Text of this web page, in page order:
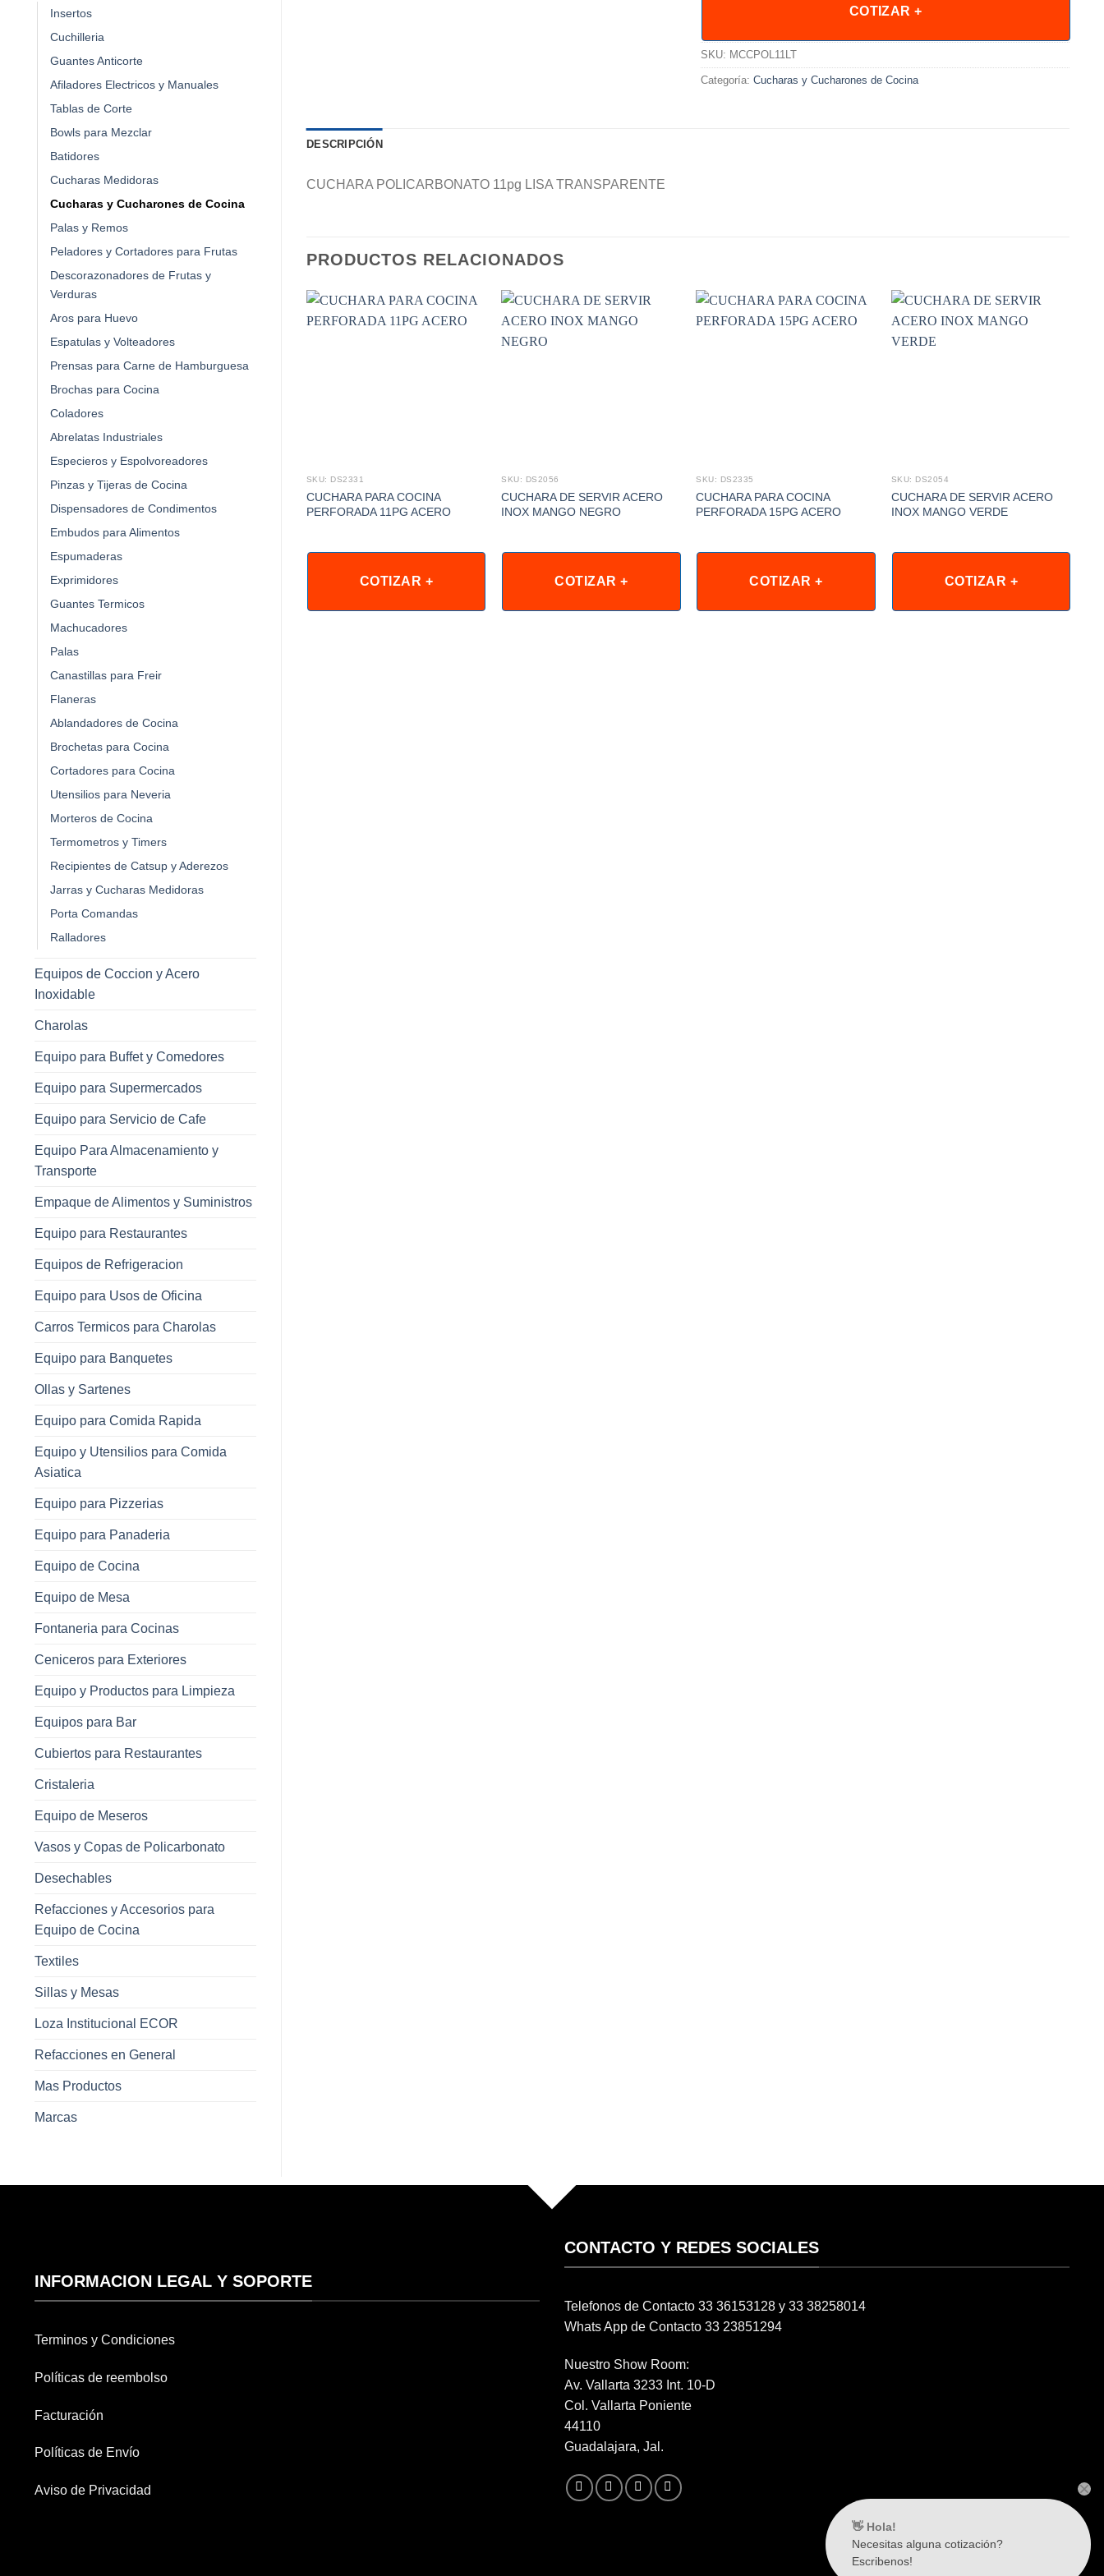
Insertos
Cuchilleria
Guantes Anticorte
Afiladores Electricos y Manuales
Tablas de Corte
Bowls para Mezclar
Batidores
Cucharas Medidoras
Cucharas y Cucharones de Cocina
Palas y Remos
Peladores y Cortadores para Frutas
Descorazonadores de Frutas y
Verduras
Aros para Huevo
Espatulas y Volteadores
Prensas para Carne de Hamburguesa
Brochas para Cocina
Coladores
Abrelatas Industriales
Especieros y Espolvoreadores
Pinzas y Tijeras de Cocina
Dispensadores de Condimentos
Embudos para Alimentos
Espumaderas
Exprimidores
Guantes Termicos
Machucadores
Palas
Canastillas para Freir
Flaneras
Ablandadores de Cocina
Brochetas para Cocina
Cortadores para Cocina
Utensilios para Neveria
Morteros de Cocina
Termometros y Timers
Recipientes de Catsup y Aderezos
Jarras y Cucharas Medidoras
Porta Comandas
Ralladores
Equipos de Coccion y Acero
Inoxidable
Charolas
Equipo para Buffet y Comedores
Equipo para Supermercados
Equipo para Servicio de Cafe
Equipo Para Almacenamiento y
Transporte
Empaque de Alimentos y Suministros
Equipo para Restaurantes
Equipos de Refrigeracion
Equipo para Usos de Oficina
Carros Termicos para Charolas
Equipo para Banquetes
Ollas y Sartenes
Equipo para Comida Rapida
Equipo y Utensilios para Comida
Asiatica
Equipo para Pizzerias
Equipo para Panaderia
Equipo de Cocina
Equipo de Mesa
Fontaneria para Cocinas
Ceniceros para Exteriores
Equipo y Productos para Limpieza
Equipos para Bar
Cubiertos para Restaurantes
Cristaleria
Equipo de Meseros
Vasos y Copas de Policarbonato
Desechables
Refacciones y Accesorios para
Equipo de Cocina
Textiles
Sillas y Mesas
Loza Institucional ECOR
Refacciones en General
Mas Productos
Marcas
COTIZAR +
SKU: MCCPOL11LT
Categoría: Cucharas y Cucharones de Cocina
DESCRIPCIÓN
CUCHARA POLICARBONATO 11pg LISA TRANSPARENTE
PRODUCTOS RELACIONADOS
SKU: DS2331
CUCHARA PARA COCINA
PERFORADA 11PG ACERO
COTIZAR +
SKU: DS2056
CUCHARA DE SERVIR ACERO
INOX MANGO NEGRO
COTIZAR +
SKU: DS2335
CUCHARA PARA COCINA
PERFORADA 15PG ACERO
COTIZAR +
SKU: DS2054
CUCHARA DE SERVIR ACERO
INOX MANGO VERDE
COTIZAR +
INFORMACION LEGAL Y SOPORTE
Terminos y Condiciones
Políticas de reembolso
Facturación
Políticas de Envío
Aviso de Privacidad
CONTACTO Y REDES SOCIALES
Telefonos de Contacto 33 36153128 y 33 38258014
Whats App de Contacto 33 23851294
Nuestro Show Room:
Av. Vallarta 3233 Int. 10-D
Col. Vallarta Poniente
44110
Guadalajara, Jal.
👋 Hola!
Necesitas alguna cotización?
Escribenos!